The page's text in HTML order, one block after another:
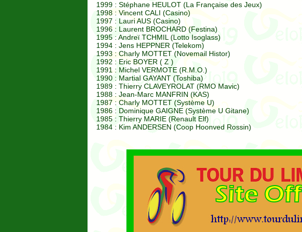
1999 : Stéphane HEULOT (La Française des Jeux)
1998 : Vincent CALI (Casino)
1997 : Lauri AUS (Casino)
1996 : Laurent BROCHARD (Festina)
1995 : Andreï TCHMIL (Lotto Isoglass)
1994 : Jens HEPPNER (Telekom)
1993 : Charly MOTTET (Novemail Histor)
1992 : Eric BOYER ( Z )
1991 : Michel VERMOTE (R.M.O.)
1990 : Martial GAYANT (Toshiba)
1989 : Thierry CLAVEYROLAT (RMO Mavic)
1988 : Jean-Marc MANFRIN (KAS)
1987 : Charly MOTTET (Système U)
1986 : Dominique GAIGNE (Système U Gitane)
1985 : Thierry MARIE (Renault Elf)
1984 : Kim ANDERSEN (Coop Hoonved Rossin)